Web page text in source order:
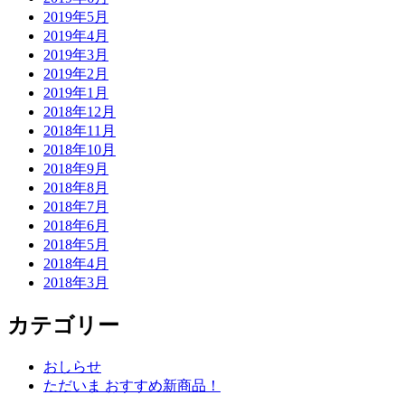
2019年5月
2019年4月
2019年3月
2019年2月
2019年1月
2018年12月
2018年11月
2018年10月
2018年9月
2018年8月
2018年7月
2018年6月
2018年5月
2018年4月
2018年3月
カテゴリー
おしらせ
ただいま おすすめ新商品！